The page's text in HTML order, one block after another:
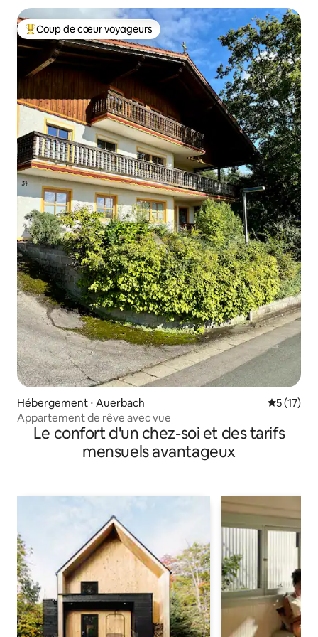
Coups de cœur voyageurs les plus appréciés
Coup de cœur voyageurs
Hébergement ⋅ Auerbach
5 (17)
Appartement de rêve avec vue
Le confort d'un chez-soi et des tarifs
mensuels avantageux